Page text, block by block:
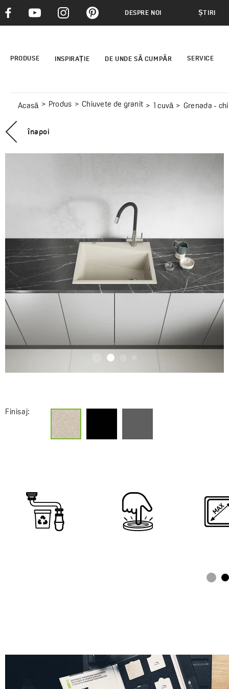
DESPRE NOI ȘTIRI
PRODUSE INSPIRAȚIE DE UNDE SĂ CUMPĂR SERVICE
Acasă Produs Chiuvete de granit 1 cuvă Grenada -
înapoi
Finisaj: